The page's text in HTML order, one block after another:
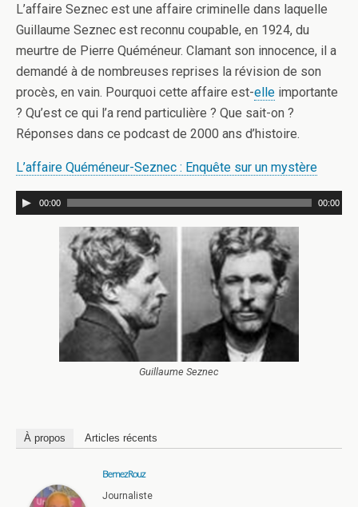
L’affaire Seznec est une affaire criminelle dans laquelle
Guillaume Seznec est reconnu coupable, en 1924, du
meurtre de Pierre Quéméneur. Clamant son innocence, il a
demandé à de nombreuses reprises la révision de son
procès, en vain. Pourquoi cette affaire est-elle importante
? Qu’est ce qui l’a rend particulière ? Que sait-on ?
Réponses dans ce podcast de 2000 ans d’histoire.
L’affaire Quéméneur-Seznec : Enquête sur un mystère
00:00 00:00
Guillaume Seznec
À propos Articles récents
Bernez Rouz
Journaliste